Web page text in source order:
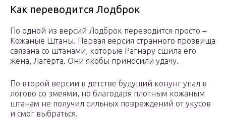
Как переводится Лодброк
По одной из версий Лодброк переводится просто –
Кожаные Штаны. Первая версия странного прозвища
связана со штанами, которые Рагнару сшила его
жена, Лагерта. Они якобы приносили удачу.
По второй версии в детстве будущий конунг упал в
логово со змеями, но благодаря плотным кожаным
штанам не получил сильных повреждений от укусов
и смог выбраться.